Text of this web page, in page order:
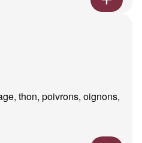
thon, poivrons, oignons,